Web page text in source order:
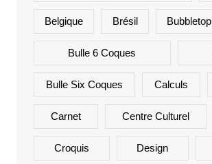
Belgique Brésil Bubbletop
Bulle 6 Coques
Bulle Six Coques Calculs
Carnet Centre Culturel
Croquis Design